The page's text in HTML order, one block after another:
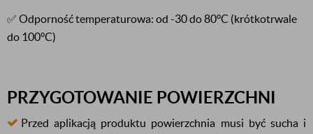
✅ Odporność temperaturowa: od -30 do 80°C (krótkotrwale
do 100°C)
PRZYGOTOWANIE POWIERZCHNI
Przed aplikacją produktu powierzchnia musi być sucha i